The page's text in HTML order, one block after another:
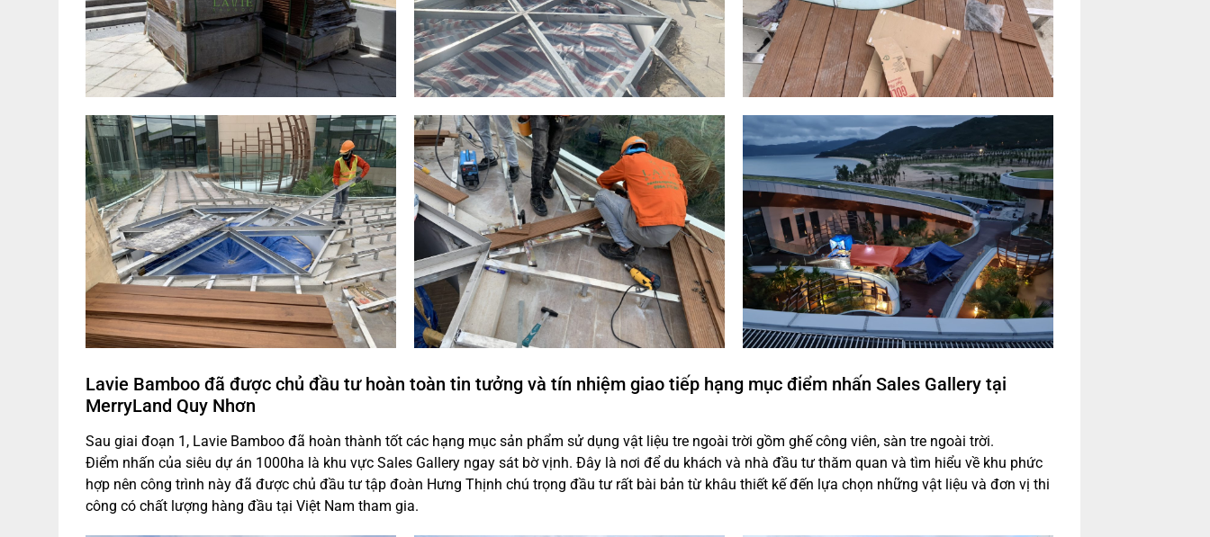
Lavie Bamboo đã được chủ đầu tư hoàn toàn tin tưởng và tín nhiệm giao tiếp hạng mục điểm nhấn Sales Gallery tại
MerryLand Quy Nhơn
Sau giai đoạn 1, Lavie Bamboo đã hoàn thành tốt các hạng mục sản phẩm sử dụng vật liệu tre ngoài trời gồm ghế công viên, sàn tre ngoài trời.
Điểm nhấn của siêu dự án 1000ha là khu vực Sales Gallery ngay sát bờ vịnh. Đây là nơi để du khách và nhà đầu tư thăm quan và tìm hiểu về khu phức
hợp nên công trình này đã được chủ đầu tư tập đoàn Hưng Thịnh chú trọng đầu tư rất bài bản từ khâu thiết kế đến lựa chọn những vật liệu và đơn vị thi
công có chất lượng hàng đầu tại Việt Nam tham gia.